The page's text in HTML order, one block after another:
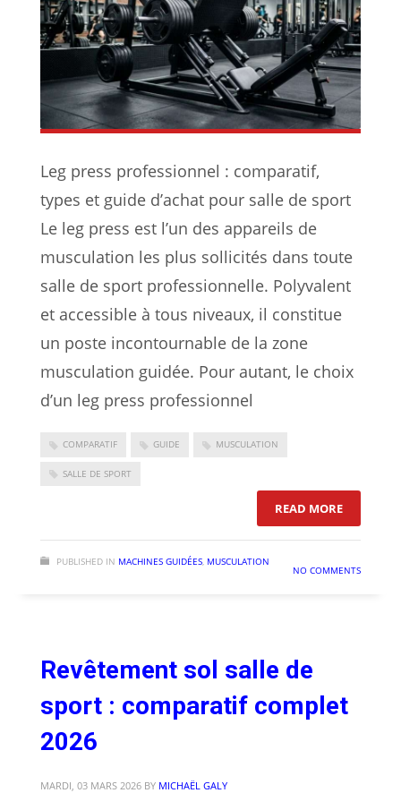
Leg press professionnel : comparatif,
types et guide d’achat pour salle de sport
Le leg press est l’un des appareils de
musculation les plus sollicités dans toute
salle de sport professionnelle. Polyvalent
et accessible à tous niveaux, il constitue
un poste incontournable de la zone
musculation guidée. Pour autant, le choix
d’un leg press professionnel
COMPARATIF GUIDE MUSCULATION
SALLE DE SPORT
READ MORE: LEG
PUBLISHED IN MACHINES GUIDÉES, MUSCULATION
NO COMMENTS
Revêtement sol salle de
sport : comparatif complet
2026
MARDI, 03 MARS 2026 BY MICHAËL GALY